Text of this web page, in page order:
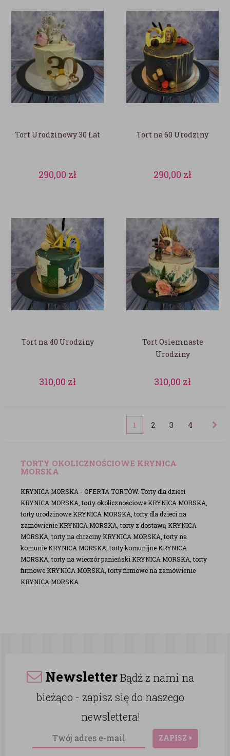
Tort Urodzinowy 30 Lat
290,00 zł
Tort na 60 Urodziny
290,00 zł
Tort na 40 Urodziny
310,00 zł
Tort Osiemnaste
Urodziny
310,00 zł
1 2 3 4
TORTY OKOLICZNOŚCIOWE KRYNICA
MORSKA
KRYNICA MORSKA - OFERTA TORTÓW. Torty dla dzieci
KRYNICA MORSKA, torty okolicznościowe KRYNICA MORSKA,
torty urodzinowe KRYNICA MORSKA, torty dla dzieci na
zamówienie KRYNICA MORSKA, torty z dostawą KRYNICA
MORSKA, torty na chrzciny KRYNICA MORSKA, torty na
komunie KRYNICA MORSKA, torty komunijne KRYNICA
MORSKA, torty na wieczór panieński KRYNICA MORSKA, torty
firmowe KRYNICA MORSKA, torty firmowe na zamówienie
KRYNICA MORSKA
NewsletterBądź z nami na
bieżąco - zapisz się do naszego
newslettera!
ZAPISZ